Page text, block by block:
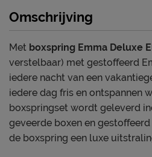
Omschrijving
Met boxspring Emma Deluxe
verstelbaar) met gestoffeerd
iedere nacht van een
iedere dag fris en ontspannen
boxspringset wordt geleverd
geveerde boxen en
de boxspring een luxe